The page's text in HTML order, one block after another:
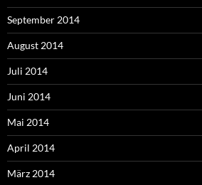
September 2014
August 2014
Juli 2014
Juni 2014
Mai 2014
April 2014
März 2014